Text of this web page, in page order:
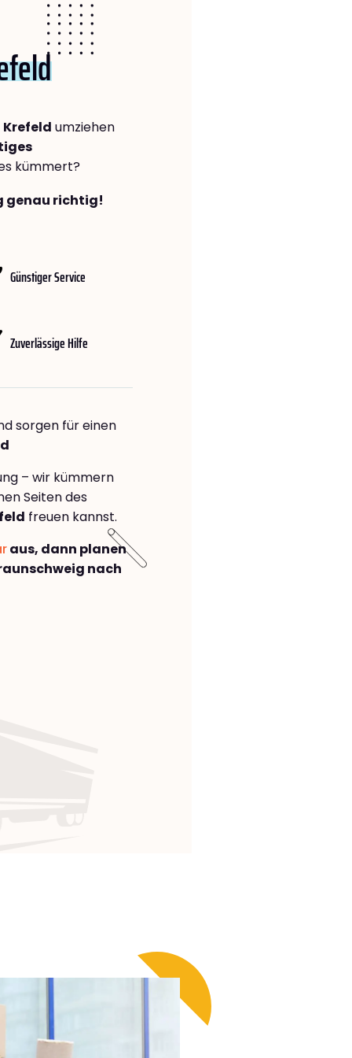
umziehen
kümmert?
genau richtig!
Günstiger Service
Zuverlässige Hilfe
sorgen für einen
– wir kümmern
Seiten des
freuen kannst.
aus, dann planen
nach